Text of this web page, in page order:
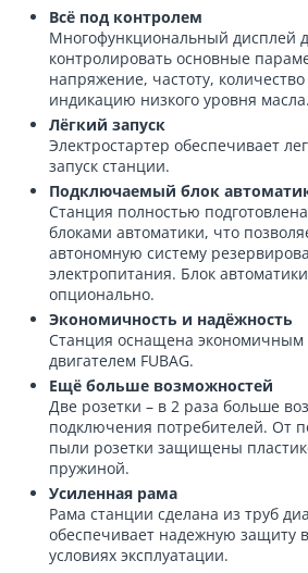
Всё под контролем
Многофункциональный дисплей
контролировать основные
напряжение, частоту,
индикацию низкого уровня масла.
Лёгкий запуск
Электростартер обеспечивает
запуск станции.
Подключаемый блок
Станция полностью
блоками автоматики, что
автономную систему
электропитания. Блок
опционально.
Экономичность и надёжность
Станция оснащена
двигателем FUBAG.
Ещё больше возможностей
Две розетки – в 2 раза больше
подключения потребителей. От
пыли розетки защищены
пружиной.
Усиленная рама
Рама станции сделана из труб
обеспечивает надежную защиту
условиях эксплуатации.